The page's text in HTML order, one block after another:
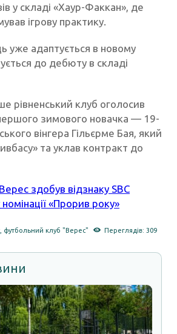
у складі «Хаур-Факкан», де
ігрову практику.
уже адаптується в новому
до дебюту в складі
рівненський клуб оголосив
зимового новачка — 19-
вінгера Гільєрме Бая, який
та уклав контракт до
Верес здобув відзнаку SBC
«Прорив року»
футбольний клуб "Верес" Переглядів: 309